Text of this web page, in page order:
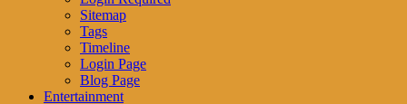
Sitemap
Tags
Timeline
Login Page
Blog Page
Entertainment